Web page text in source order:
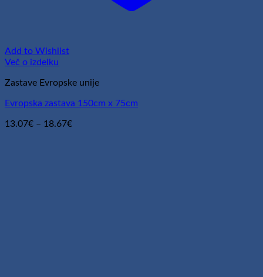
Add to Wishlist
Več o izdelku
Zastave Evropske unije
Evropska zastava 150cm x 75cm
13.07€ – 18.67€Cenovni